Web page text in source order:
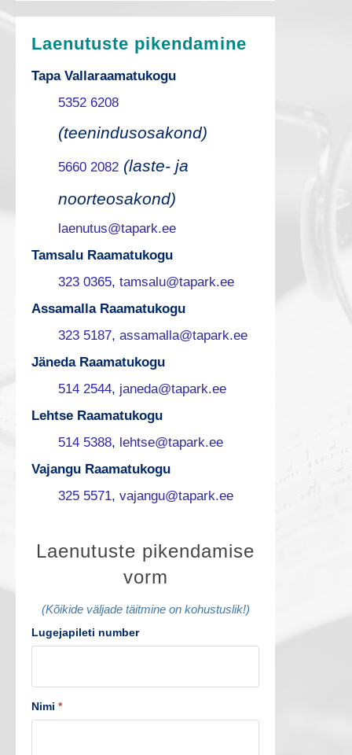
Laenutuste pikendamine
Tapa Vallaraamatukogu
5352 6208
(teenindusosakond)
5660 2082 (laste- ja
noorteosakond)
laenutus@tapark.ee
Tamsalu Raamatukogu
323 0365, tamsalu@tapark.ee
Assamalla Raamatukogu
323 5187, assamalla@tapark.ee
Jäneda Raamatukogu
514 2544, janeda@tapark.ee
Lehtse Raamatukogu
514 5388, lehtse@tapark.ee
Vajangu Raamatukogu
325 5571, vajangu@tapark.ee
L
n
t
Laenutuste pikendamise
vorm
(Kõikide väljade täitmine on kohustuslik!)
Lugejapileti number
Nimi *